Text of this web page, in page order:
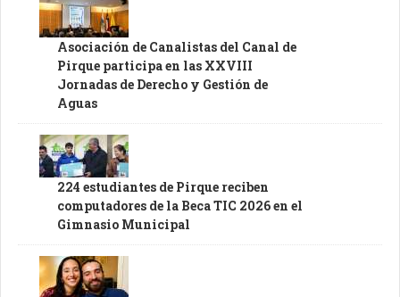
Asociación de Canalistas del Canal de
Pirque participa en las XXVIII
Jornadas de Derecho y Gestión de
Aguas
224 estudiantes de Pirque reciben
computadores de la Beca TIC 2026 en el
Gimnasio Municipal